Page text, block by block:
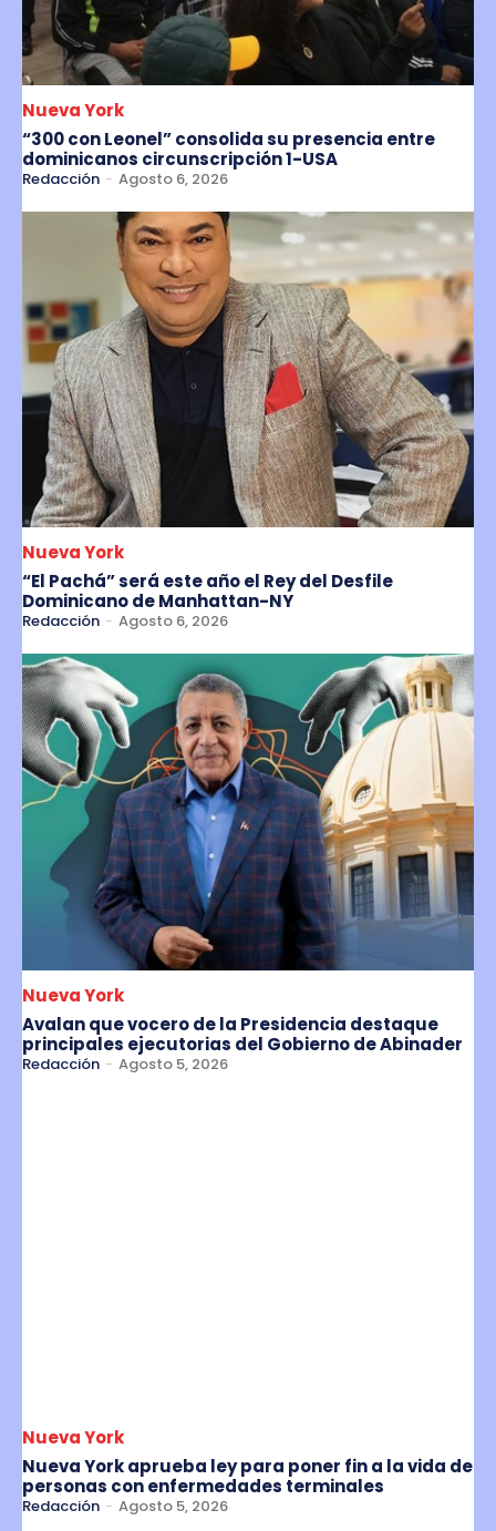
Nueva York
“300 con Leonel” consolida su presencia entre
dominicanos circunscripción 1-USA
Redacción - Agosto 6, 2026
Nueva York
“El Pachá” será este año el Rey del Desfile
Dominicano de Manhattan-NY
Redacción - Agosto 6, 2026
Nueva York
Avalan que vocero de la Presidencia destaque
principales ejecutorias del Gobierno de Abinader
Redacción - Agosto 5, 2026
Nueva York
Nueva York aprueba ley para poner fin a la vida de
personas con enfermedades terminales
Redacción - Agosto 5, 2026